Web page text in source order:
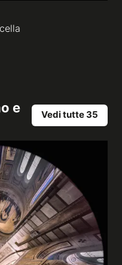
e
Vedi tutte 35